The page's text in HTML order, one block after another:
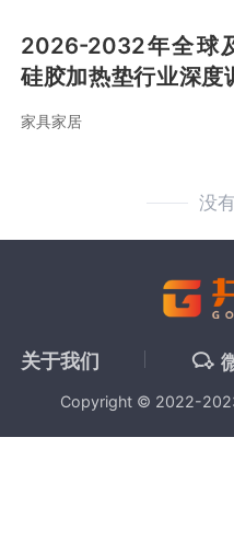
2026-2032年全球
硅胶加热垫行业深度
投资潜力分析报告
家具家居
没
关于我们
Copyright © 2022-2023